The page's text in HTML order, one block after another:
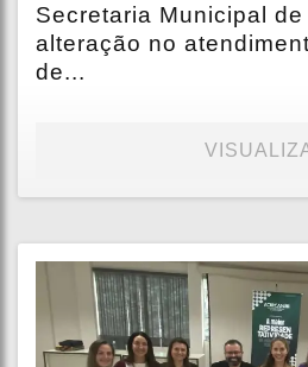
Secretaria Municipal
alteração no
de...